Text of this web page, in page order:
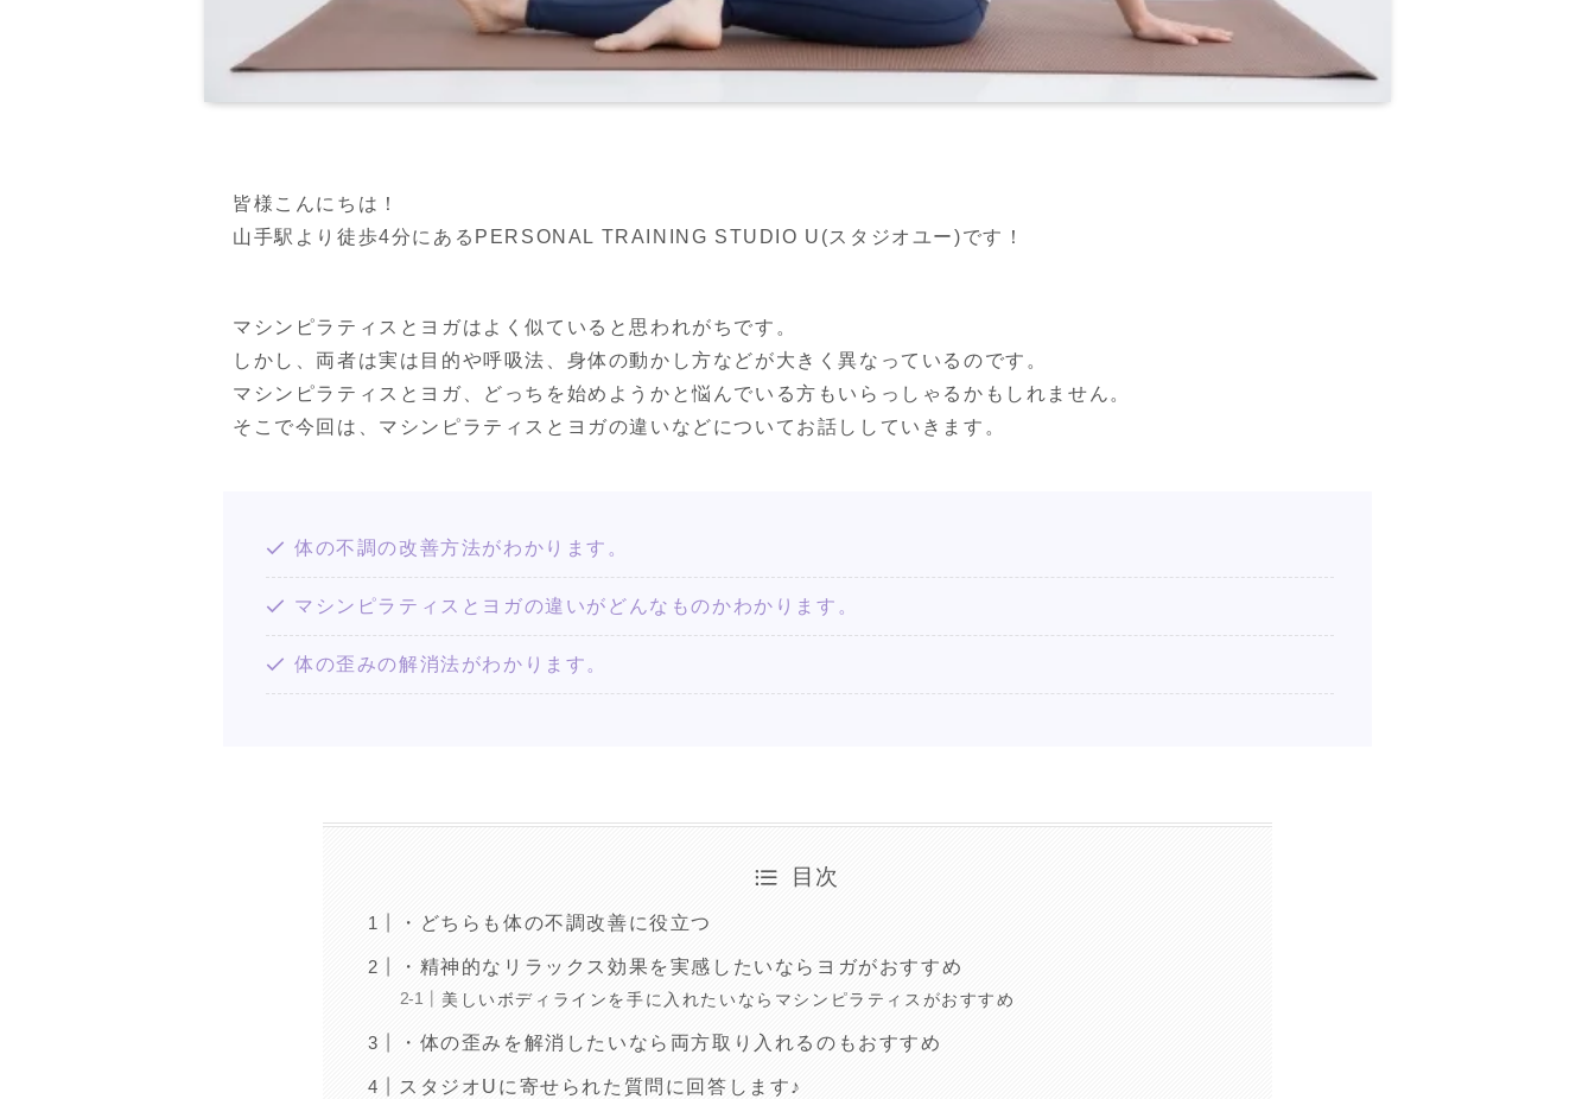
皆様こんにちは！
山手駅より徒歩4分にあるPERSONAL TRAINING STUDIO U(スタジオユー)です！
マシンピラティスとヨガはよく似ていると思われがちです。
しかし、両者は実は目的や呼吸法、身体の動かし方などが大きく異なっているのです。
マシンピラティスとヨガ、どっちを始めようかと悩んでいる方もいらっしゃるかもしれません。
そこで今回は、マシンピラティスとヨガの違いなどについてお話ししていきます。
体の不調の改善方法がわかります。
マシンピラティスとヨガの違いがどんなものかわかります。
体の歪みの解消法がわかります。
目次
・どちらも体の不調改善に役立つ
・精神的なリラックス効果を実感したいならヨガがおすすめ
美しいボディラインを手に入れたいならマシンピラティスがおすすめ
・体の歪みを解消したいなら両方取り入れるのもおすすめ
スタジオUに寄せられた質問に回答します♪